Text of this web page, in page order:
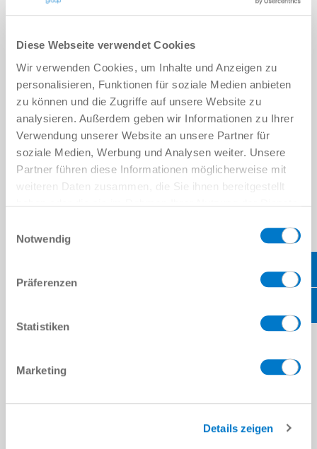
Diese Webseite verwendet Cookies
Wir verwenden Cookies, um Inhalte und Anzeigen zu
personalisieren, Funktionen für soziale Medien anbieten
zu können und die Zugriffe auf unsere Website zu
analysieren. Außerdem geben wir Informationen zu Ihrer
Verwendung unserer Website an unsere Partner für
soziale Medien, Werbung und Analysen weiter. Unsere
Partner führen diese Informationen möglicherweise mit
weiteren Daten zusammen, die Sie ihnen bereitgestellt
Notwendig
Präferenzen
Statistiken
Marketing
Details zeigen
en savoir plus